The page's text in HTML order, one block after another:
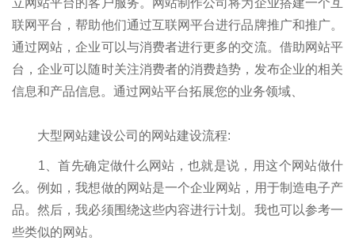
联网平台，帮助他们通过互联网平台进行品牌推广和推广。
通过网站，企业可以与消费者进行更多的交流。借助网站平
台，企业可以随时关注消费者的消费趋势，发布企业的相关
信息和产品信息。通过网站平台拓展您的业务领域、
大型网站建设公司的网站建设流程:
1、首先确定做什么网站，也就是说，用这个网站做什
么。例如，我想做的网站是一个企业网站，用于制造电子产
品。然后，我必须围绕这些内容进行计划。我也可以参考一
些类似的网站。